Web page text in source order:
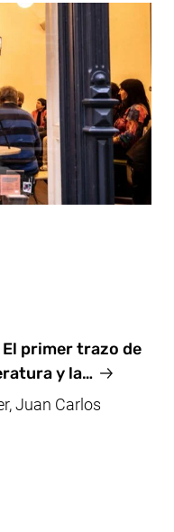
primer trazo de
y la…
Juan Carlos